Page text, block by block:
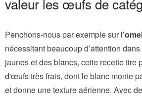
valeur les œufs de
Penchons-nous par exemple sur l’
nécessitant beaucoup d’attention
jaunes et des blancs, cette recette tire
d'œufs très frais, dont le blanc monte
et donne une texture aérienne. Avec